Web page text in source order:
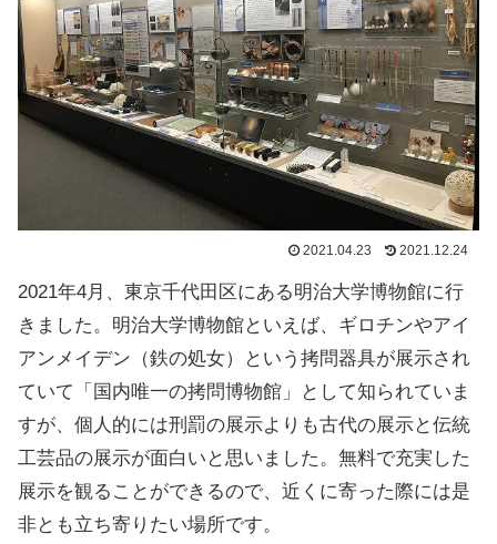
2021.04.23 2021.12.24
2021年4月、東京千代田区にある明治大学博物館に行
きました。明治大学博物館といえば、ギロチンやアイ
アンメイデン（鉄の処女）という拷問器具が展示され
ていて「国内唯一の拷問博物館」として知られていま
すが、個人的には刑罰の展示よりも古代の展示と伝統
工芸品の展示が面白いと思いました。無料で充実した
展示を観ることができるので、近くに寄った際には是
非とも立ち寄りたい場所です。